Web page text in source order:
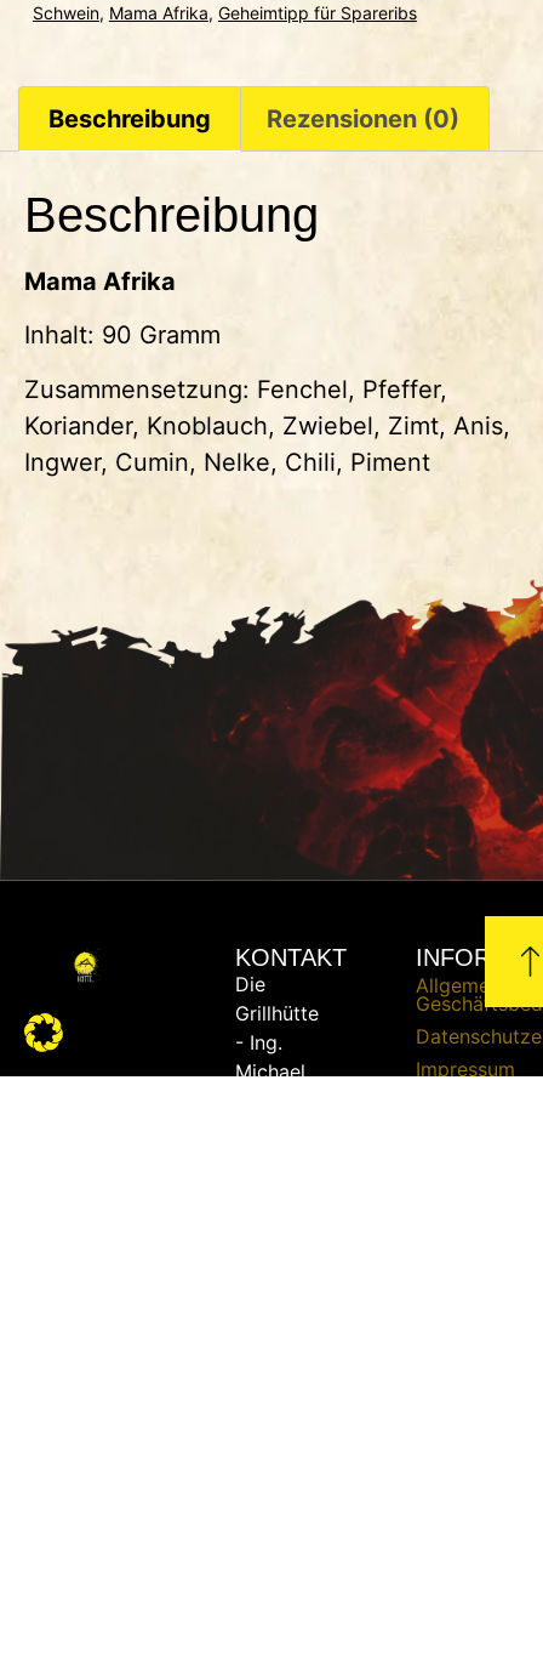
Schwein, Mama Afrika, Geheimtipp für Spareribs
Beschreibung Rezensionen (0)
Beschreibung
Mama Afrika
Inhalt: 90 Gramm
Zusammensetzung: Fenchel, Pfeffer,
Koriander, Knoblauch, Zwiebel, Zimt, Anis,
Ingwer, Cumin, Nelke, Chili, Piment
KONTAKT
Die
Grillhütte
- Ing.
Michael
Allgemeine
Impressum